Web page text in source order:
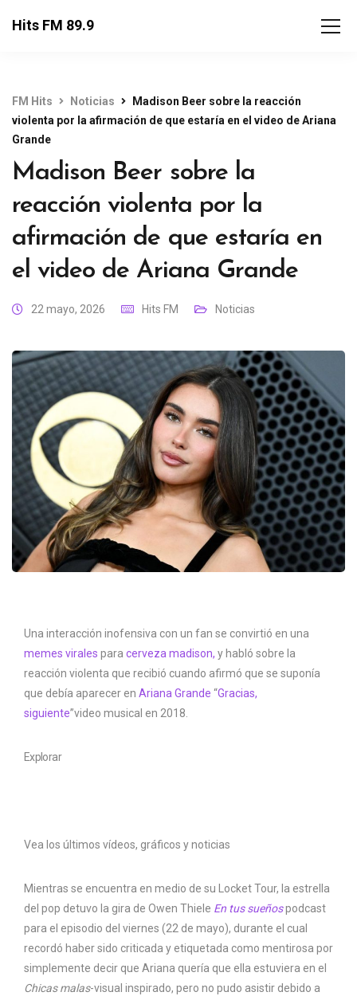
Hits FM 89.9
FM Hits Noticias
Madison Beer sobre la reacción
violenta por la afirmación de que estaría en el video de Ariana
Grande
Madison Beer sobre la
reacción violenta por la
afirmación de que estaría en
el video de Ariana Grande
22 mayo, 2026 Hits FM Noticias
Una interacción inofensiva con un fan se convirtió en una
memes virales para cerveza madison, y habló sobre la
reacción violenta que recibió cuando afirmó que se suponía
que debía aparecer en Ariana Grande “Gracias,
siguiente”video musical en 2018.
Explorar
Vea los últimos vídeos, gráficos y noticias
Mientras se encuentra en medio de su Locket Tour, la estrella
del pop detuvo la gira de Owen Thiele En tus sueñospodcast
para el episodio del viernes (22 de mayo), durante el cual
recordó haber sido criticada y etiquetada como mentirosa por
simplemente decir que Ariana quería que ella estuviera en el
Chicas malas-visual inspirado, pero no pudo asistir debido a